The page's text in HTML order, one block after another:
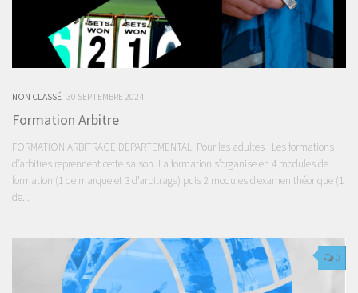
NON CLASSÉ 30 SEPTEMBRE 2024
Formation Arbitre
FORMATION ARBITRAGE DEPARTEMENTAL. Pour les adultes : Les formations
d’arbitres reprennent cette saison. La formation s’organise en 4 modules de
formation (1 de marque et 3 d’arbitrage) puis 2 modules d’examen théorique (1
de...
0